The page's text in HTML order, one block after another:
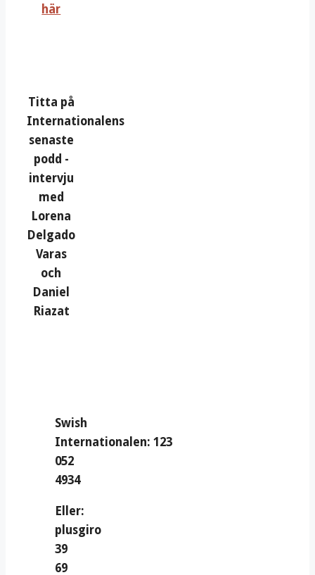
här
Titta på
Internationalens
senaste
podd -
intervju
med
Lorena
Delgado
Varas
och
Daniel
Riazat
Swish
Internationalen: 123
052
4934
Eller:
plusgiro
39
69